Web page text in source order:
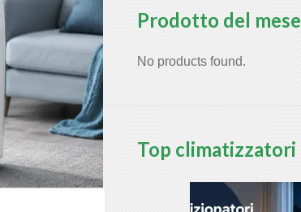
Prodotto del mese
No products found.
Top climatizzatori